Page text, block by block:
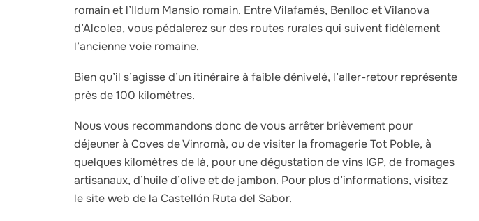
romain et l’Ildum Mansio romain. Entre Vilafamés, Benlloc et Vilanova
d’Alcolea, vous pédalerez sur des routes rurales qui suivent fidèlement
l’ancienne voie romaine.
Bien qu’il s’agisse d’un itinéraire à faible dénivelé, l’aller-retour représente
près de 100 kilomètres.
Nous vous recommandons donc de vous arrêter brièvement pour
déjeuner à Coves de Vinromà, ou de visiter la fromagerie Tot Poble, à
quelques kilomètres de là, pour une dégustation de vins IGP, de fromages
artisanaux, d’huile d’olive et de jambon. Pour plus d’informations, visitez
le site web de la Castellón Ruta del Sabor.